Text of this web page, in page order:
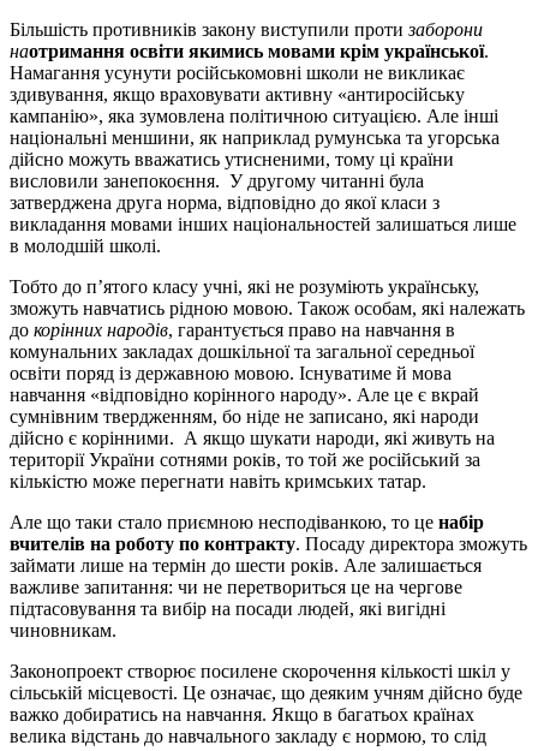
Більшість противників закону виступили протизаборони
наотримання освіти якимись мовами крім української.
Намагання усунути російськомовні школи не викликає
здивування, якщо враховувати активну «антиросійську
кампанію», яка зумовлена політичною ситуацією. Але інші
національні меншини, як наприклад румунська та угорська
дійсно можуть вважатись утисненими, тому ці країни
висловили занепокоєння. У другому читанні була
затверджена друга норма, відповідно до якої класи з
викладання мовами інших національностей залишаться лише
в молодшій школі.
Тобто до п’ятого класу учні, які не розуміють українську,
зможуть навчатись рідною мовою. Також особам, які належать
до корінних народів, гарантується право на навчання в
комунальних закладах дошкільної та загальної середньої
освіти поряд із державною мовою. Існуватиме й мова
навчання «відповідно корінного народу». Але це є вкрай
сумнівним твердженням, бо ніде не записано, які народи
дійсно є корінними. А якщо шукати народи, які живуть на
території України сотнями років, то той же російський за
кількістю може перегнати навіть кримських татар.
Але що таки стало приємною несподіванкою, то це набір
вчителів на роботу по контракту. Посаду директора зможуть
займати лише на термін до шести років. Але залишається
важливе запитання: чи не перетвориться це на чергове
підтасовування та вибір на посади людей, які вигідні
чиновникам.
Законопроект створює посилене скорочення кількості шкіл у
сільській місцевості. Це означає, що деяким учням дійсно буде
важко добиратись на навчання. Якщо в багатьох країнах
велика відстань до навчального закладу є нормою, то слід